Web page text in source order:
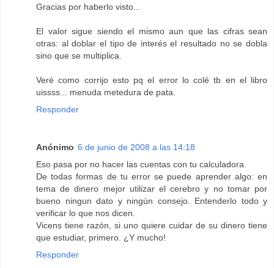
Gracias por haberlo visto...
El valor sigue siendo el mismo aun que las cifras sean
otras: al doblar el tipo de interés el resultado no se dobla
sino que se multiplica.
Veré como corrijo esto pq el error lo colé tb en el libro
uissss... menuda metedura de pata.
Responder
Anónimo 6 de junio de 2008 a las 14:18
Eso pasa por no hacer las cuentas con tu calculadora.
De todas formas de tu error se puede aprender algo: en
tema de dinero mejor utilizar el cerebro y no tomar por
bueno ningun dato y ningún consejo. Entenderlo todo y
verificar lo que nos dicen.
Vicens tiene razón, si uno quiere cuidar de su dinero tiene
que estudiar, primero. ¿Y mucho!
Responder